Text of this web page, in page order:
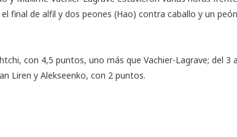
final de alfil y dos peones (Hao) contra caballo y un peón
con 4,5 puntos, uno más que Vachier-Lagrave; del 3
Liren y Alekseenko, con 2 puntos.